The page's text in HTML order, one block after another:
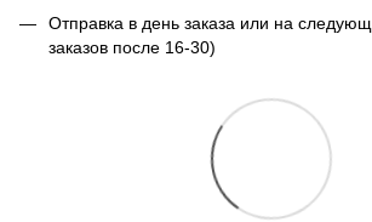
Отправка в день заказа или на
заказов после 16-30)